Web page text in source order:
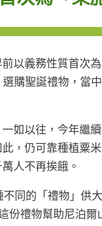
以義務性質首次
選購聖誕禮物，當
如以往，今年繼
，仍可靠種植粟
人不再挨餓。
同的「禮物」供
份禮物幫助尼泊